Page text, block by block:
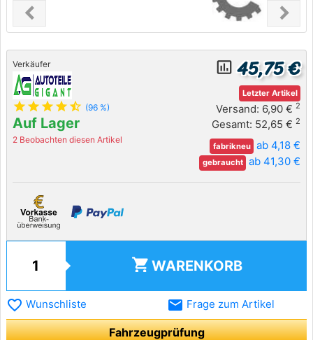
chevron_leftPrevious chevron_right
Next
Verkäufer
star star star star star_half (96 %)
Auf Lager
2 Beobachten diesen Artikel
insert_chart_outlined 45,75 €
Letzter Artikel
Versand: 6,90 € 2
Gesamt: 52,65 € 2
fabrikneu ab 4,18 €
gebraucht ab 41,30 €
shopping_cart WARENKORB
favorite_border Wunschliste email Frage zum Artikel
Fahrzeugprüfung